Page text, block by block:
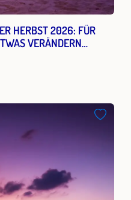
HERBST 2026: FÜR
VERÄNDERN